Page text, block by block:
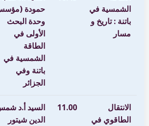
الشمسية في
باتنة : تاريخ و
مسار
حمودة
وحدة البحث
الأولى في
الطاقة
الشمسية في
باتنة وفي
الجزائر
الانتقال
الطاقوي في
11.00
السيد أ.د
الدين شيتور